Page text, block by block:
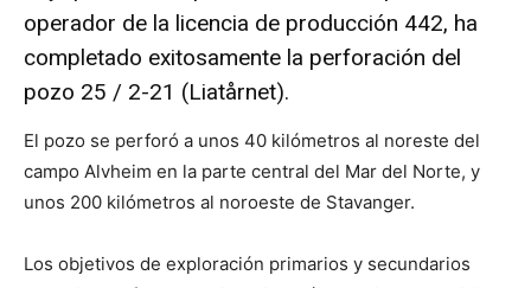
operador de la licencia de producción 442, ha
completado exitosamente la perforación del
pozo 25 / 2-21 (Liatårnet).
El pozo se perforó a unos 40 kilómetros al noreste del
campo Alvheim en la parte central del Mar del Norte, y
unos 200 kilómetros al noroeste de Stavanger.
Los objetivos de exploración primarios y secundarios